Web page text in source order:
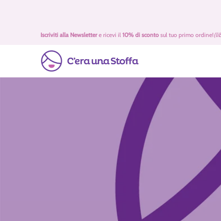
Idee Regalo 🎁 Tessuti
Iscriviti alla Newslettere ricevi il 10% di sconto sul tuo primo ordine!